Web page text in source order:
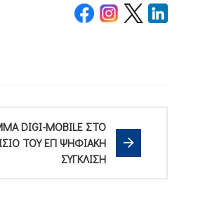
DIGI-MOBILE ΣΤΟ
ΤΟΥ ΕΠ ΨΗΦΙΑΚΗ
ΣΥΓΚΛΙΣΗ